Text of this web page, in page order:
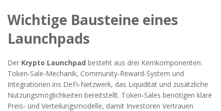
Wichtige Bausteine eines
Launchpads
Der Krypto Launchpad besteht aus drei Kernkomponenten:
Token‑Sale‑Mechanik, Community‑Reward‑System und
Integrationen ins DeFi‑Netzwerk, das Liquidität und zusätzliche
Nutzungsmöglichkeiten bereitstellt. Token‑Sales benötigen klare
Preis‑ und Verteilungsmodelle, damit Investoren Vertrauen